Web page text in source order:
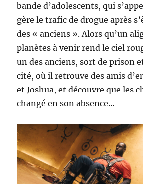
bande d’adolescents, qui
gère le trafic de drogue après
des « anciens ». Alors qu’un
planètes à venir rend le ciel
un des anciens, sort de prison
cité, où il retrouve des amis
et Joshua, et découvre que les
changé en son absence…